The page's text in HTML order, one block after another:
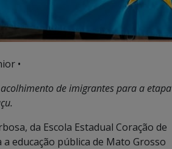
•
de imigrantes para a etapa
da Escola Estadual Coração de
educação pública de Mato Grosso